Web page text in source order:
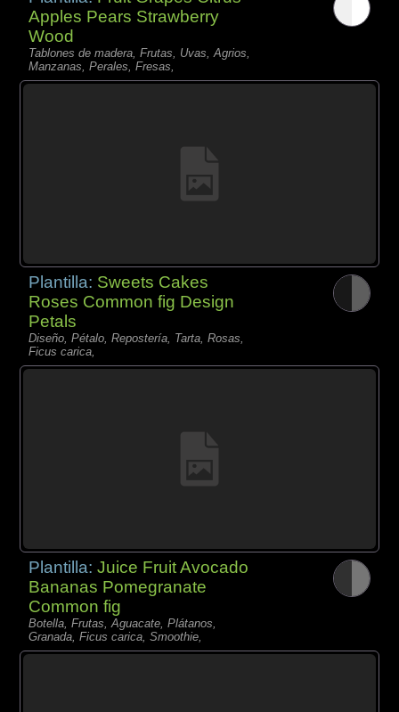
Apples Pears Strawberry
Wood
Tablones de madera, Frutas, Uvas, Agrios,
Manzanas, Perales, Fresas,
Plantilla: Sweets Cakes
Roses Common fig Design
Petals
Diseño, Pétalo, Repostería, Tarta, Rosas,
Ficus carica,
Plantilla:Juice Fruit Avocado
Bananas Pomegranate
Common fig
Botella, Frutas, Aguacate, Plátanos,
Granada, Ficus carica, Smoothie,